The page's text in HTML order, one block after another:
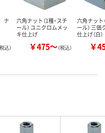
ナ
税込）
六角ナット（1種・スチ
ール） ユニクロムメッ
キ仕上げ
￥475～（税込）
六角ナット
ール） 三
仕上げ（白）
￥